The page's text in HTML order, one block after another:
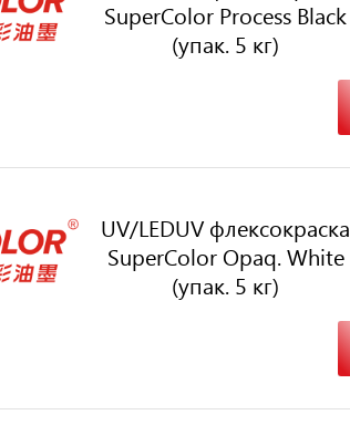
SuperColor Process Black
(упак. 5 кг)
UV/LEDUV флексокраска
SuperColor Opaq. White
(упак. 5 кг)